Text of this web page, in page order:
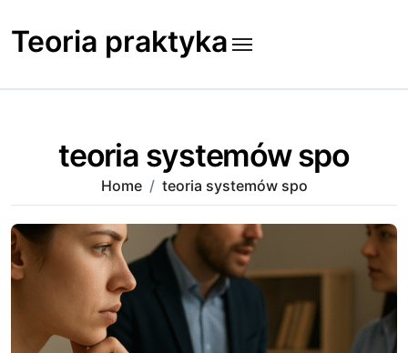
to
content
Teoria praktyka
teoria systemów spo
Home teoria systemów spo